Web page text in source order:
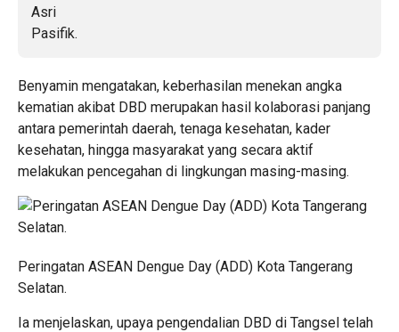
Benyamin mengatakan, keberhasilan menekan angka
kematian akibat DBD merupakan hasil kolaborasi panjang
antara pemerintah daerah, tenaga kesehatan, kader
kesehatan, hingga masyarakat yang secara aktif
melakukan pencegahan di lingkungan masing-masing.
Peringatan ASEAN Dengue Day (ADD) Kota Tangerang
Selatan.
Ia menjelaskan, upaya pengendalian DBD di Tangsel telah